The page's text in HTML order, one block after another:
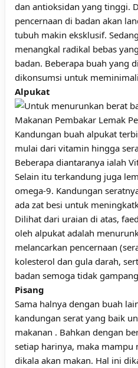
dan antioksidan yang tinggi.
pencernaan di badan akan
tubuh makin eksklusif.
menangkal radikal bebas
badan. Beberapa buah yang
dikonsumsi untuk
Alpukat
Kandungan buah alpukat
mulai dari vitamin hingga
Beberapa diantaranya ialah
Selain itu terkandung juga
omega-9. Kandungan
ada zat besi untuk
Dilihat dari uraian di atas,
oleh alpukat adalah
melancarkan pencernaan
kolesterol dan gula darah,
badan semoga tidak
Pisang
Sama halnya dengan buah
kandungan serat yang baik
makanan . Bahkan dengan
setiap harinya, maka mampu
dikala akan makan. Hal ini